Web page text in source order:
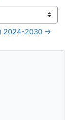
2024-2030 →